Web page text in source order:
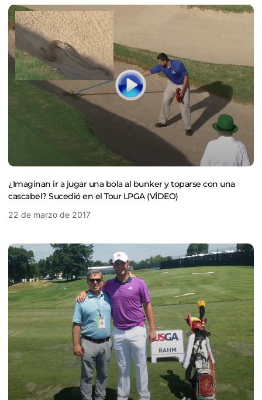
¿Imaginan ir a jugar una bola al bunker y toparse con una
cascabel? Sucedió en el Tour LPGA (VÍDEO)
22 de marzo de 2017